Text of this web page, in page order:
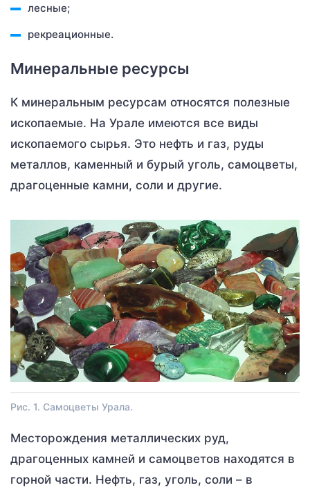
лесные;
рекреационные.
Минеральные ресурсы
К минеральным ресурсам относятся полезные
ископаемые. На Урале имеются все виды
ископаемого сырья. Это нефть и газ, руды
металлов, каменный и бурый уголь, самоцветы,
драгоценные камни, соли и другие.
Рис. 1. Самоцветы Урала.
Месторождения металлических руд,
драгоценных камней и самоцветов находятся в
горной части. Нефть, газ, уголь, соли – в